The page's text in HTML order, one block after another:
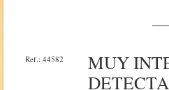
Ref.: 44582
MUY